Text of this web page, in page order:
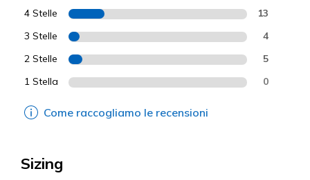
4 Stelle 13
3 Stelle 4
2 Stelle 5
1 Stella 0
Come raccogliamo le recensioni
Sizing